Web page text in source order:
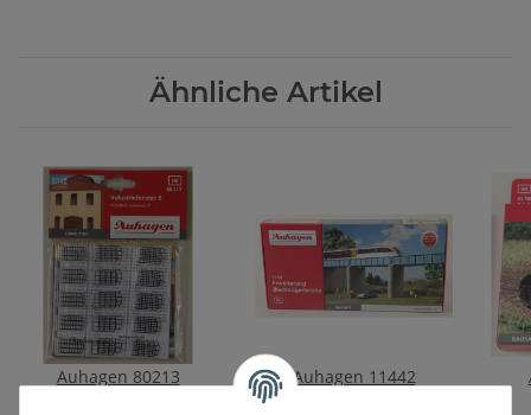
Ähnliche Artikel
Auhagen 80213
Auhagen 11442